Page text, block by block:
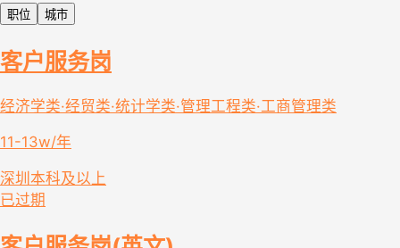
职位 城市
客户服务岗
经济学类·经贸类·统计学类·管理工程类·工商管理类
11-13w/年
深圳 本科及以上
已过期